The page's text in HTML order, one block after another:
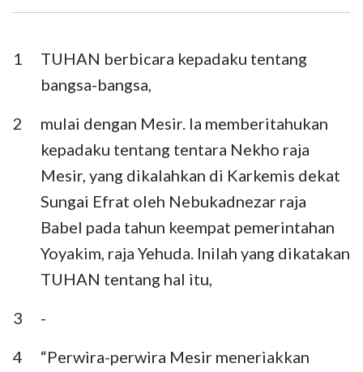
Ezra Nehemia
Ester Ayub
Mazmur
Pengkhotbah Kidung Agung
Yesaya Yeremia
Ratapan Yehezkiel
Daniel Hosea
1
TUHAN berbicara kepadaku tentang
bangsa-bangsa,
2
mulai dengan Mesir. Ia memberitahukan
kepadaku tentang tentara Nekho raja
Mesir, yang dikalahkan di Karkemis dekat
Sungai Efrat oleh Nebukadnezar raja
Babel pada tahun keempat pemerintahan
Yoyakim, raja Yehuda. Inilah yang dikatakan
TUHAN tentang hal itu,
3
-
4
“Perwira-perwira Mesir meneriakkan